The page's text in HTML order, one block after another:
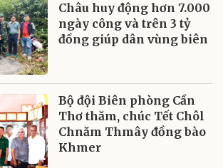
Châu huy động hơn 7.000
ngày công và trên 3 tỷ
đồng giúp dân vùng biên
Bộ đội Biên phòng Cần
Thơ thăm, chúc Tết Chôl
Chnăm Thmây đồng bào
Khmer